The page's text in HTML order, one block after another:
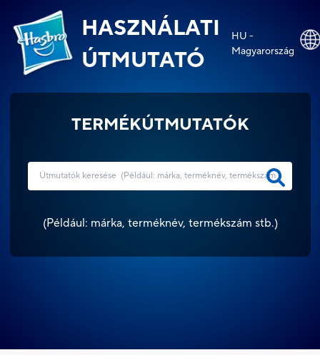
HASZNÁLATI
ÚTMUTATÓ
HU -
Magyarország
TERMÉKÚTMUTATÓK
(Például: márka, terméknév, termékszám stb.)